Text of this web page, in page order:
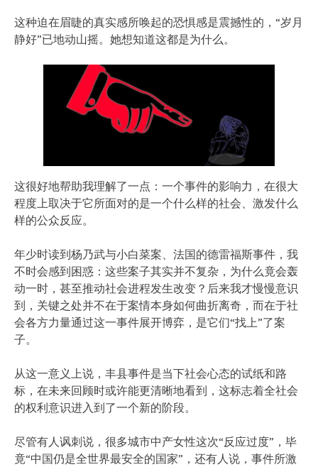
这种迫在眉睫的真实感所唤起的恐惧感是震撼性的，“岁月
静好”已地动山摇。她想知道这都是为什么。
这很好地帮助我理解了一点：一个事件的影响力，在很大
程度上取决于它所面对的是一个什么样的社会、激发什么
样的公众反应。
年少时读到杨乃武与小白菜案、法国的德雷福斯事件，我
不时会感到困惑：这些案子其实并不复杂，为什么竟会轰
动一时，甚至推动社会进程发生改变？后来我才慢慢意识
到，关键之处并不在于案情本身如何曲折离奇，而在于社
会各方力量通过这一事件展开博弈，是它们“找上”了案
子。
从这一意义上说，丰县事件是当下社会心态的试纸和路
标，在未来回顾时或许能更清晰地看到，这标志着全社会
的权利意识进入到了一个新的阶段。
尽管有人讽刺说，很多城市中产女性这次“反应过度”，毕
竟“中国仍是全世界最安全的国家”，还有人说，事件所激